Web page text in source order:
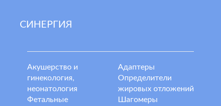
СИНЕРГИЯ
Акушерство и
гинекология,
неонатология
Фетальные
Адаптеры
Определители
жировых отложений
Шагомеры